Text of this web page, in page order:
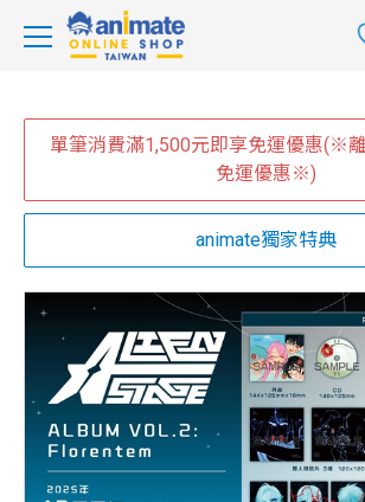
單筆消費滿1,500元即享免運優惠(※
免運優惠※)
animate獨家特典